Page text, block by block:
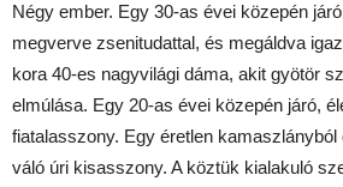
Négy ember. Egy 30-as évei közepén
megverve zsenitudattal, és megáldva
kora 40-es nagyvilági dáma, akit gyötör
elmúlása. Egy 20-as évei közepén járó,
fiatalasszony. Egy éretlen kamaszlányból
váló úri kisasszony. A köztük kialakuló